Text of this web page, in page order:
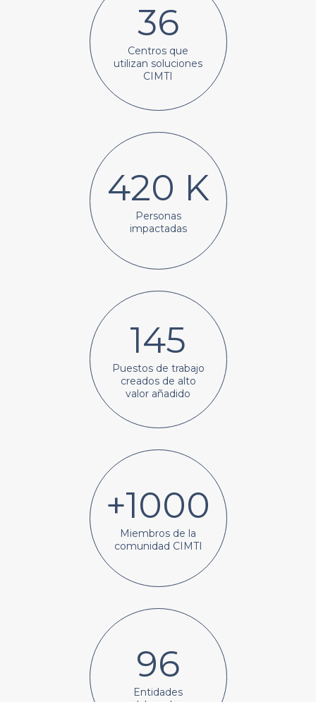
36
Centros que
utilizan soluciones
CIMTI
420 K
Personas
impactadas
145
Puestos de trabajo
creados de alto
valor añadido
+1000
Miembros de la
comunidad CIMTI
96
Entidades